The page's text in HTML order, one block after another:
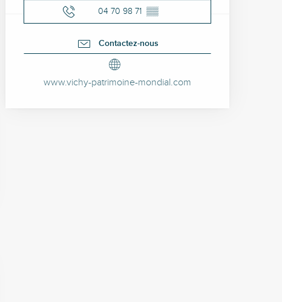
04 70 98 71 ▒▒
Contactez-nous
www.vichy-patrimoine-mondial.com